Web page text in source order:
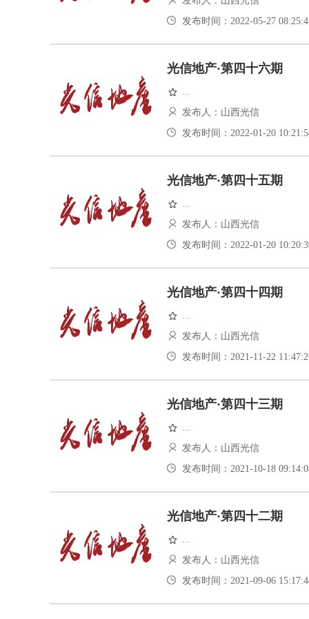
发布时间：2022-05-27
光信地产·第四十六期
...
发布人：山西光信
发布时间：2022-01-20
光信地产·第四十五期
...
发布人：山西光信
发布时间：2022-01-20
光信地产·第四十四期
...
发布人：山西光信
发布时间：2021-11-22
光信地产·第四十三期
...
发布人：山西光信
发布时间：2021-10-18
光信地产·第四十二期
...
发布人：山西光信
发布时间：2021-09-06